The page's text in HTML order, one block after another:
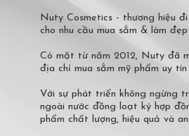
Nuty Cosmetics - thương hiệu
cho nhu cầu mua sắm & làm
Có mặt từ năm 2012, Nuty đã
địa chỉ mua sắm mỹ phẩm uy
Với sự phát triển không ngừng
ngoài nước đồng loạt ký hợp
phẩm chất lượng, hiệu quả và